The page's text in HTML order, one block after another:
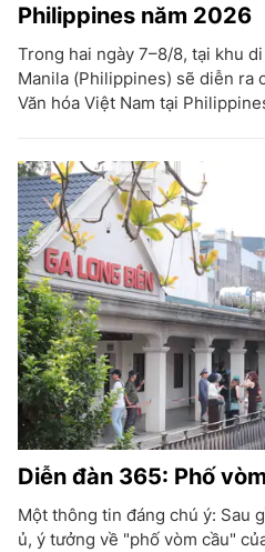
Philippines năm 2026
Trong hai ngày 7–8/8, tại khu
Manila (Philippines) sẽ diễn ra
Văn hóa Việt Nam tại
Diễn đàn 365: Phố
Một thông tin đáng chú ý: Sau
ủ, ý tưởng về "phố vòm cầu"